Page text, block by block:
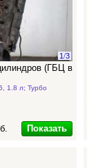
1/3
(ГБЦ в
1.8 л; Турбо
Показать